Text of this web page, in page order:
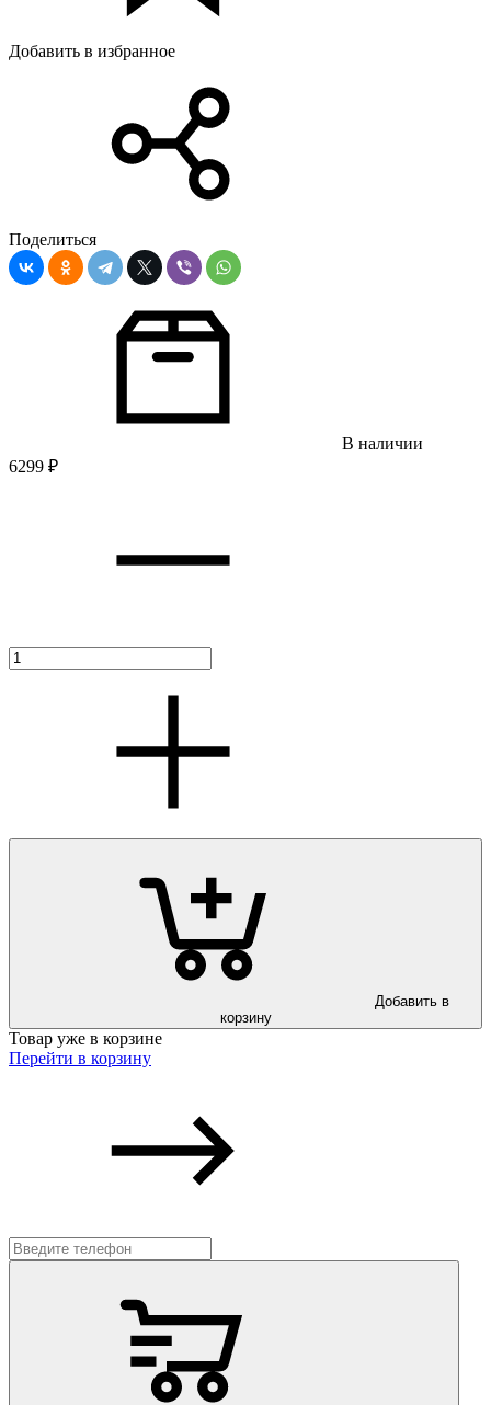
Добавить в избранное
Поделиться
В наличии
6299 ₽
корзину
Товар уже в корзине
Перейти в корзину